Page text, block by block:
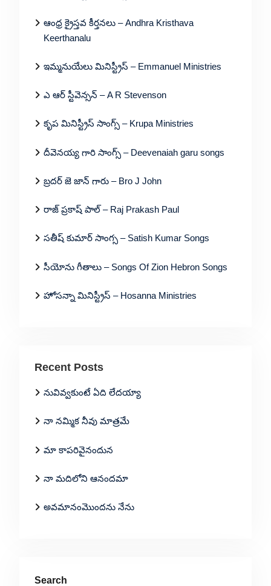
ఆంధ్ర క్రైస్తవ కీర్తనలు – Andhra Kristhava
Keerthanalu
ఇమ్మనుయేలు మినిస్ట్రీస్ – Emmanuel Ministries
ఎ ఆర్ స్టీవెన్సన్ – A R Stevenson
కృప మినిస్ట్రీస్ సాంగ్స్ – Krupa Ministries
దీవెనయ్య గారి సాంగ్స్ – Deevenaiah garu songs
బ్రదర్ జె జాన్ గారు – Bro J John
రాజ్ ప్రకాష్ పాల్ – Raj Prakash Paul
సతీష్ కుమార్ సాంగ్స – Satish Kumar Songs
సీయోను గీతాలు – Songs Of Zion Hebron Songs
హోసన్నా మినిస్ట్రీస్ – Hosanna Ministries
Recent Posts
నువివ్వకుంటే ఏది లేదయ్యా
నా నమ్మిక నీవు మాత్రమే
మా కాపరివైనందున
నా మదిలోని ఆనందమా
అవమానంమొందను నేను
Search